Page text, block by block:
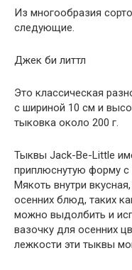
Из многообразия
следующие.
Джек би литтл
Это классическая
с шириной 10 см и
тыковка около 200 г.
Тыквы Jack-Be-Little
приплюснутую форму с
Мякоть внутри
осенних блюд, таких
можно выдолбить и
вазочку для осенних
лежкости эти тыквы